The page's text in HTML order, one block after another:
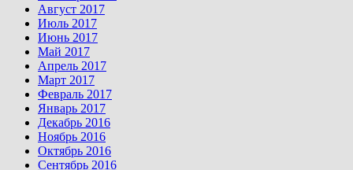
Август 2017
Июль 2017
Июнь 2017
Май 2017
Апрель 2017
Март 2017
Февраль 2017
Январь 2017
Декабрь 2016
Ноябрь 2016
Октябрь 2016
Сентябрь 2016